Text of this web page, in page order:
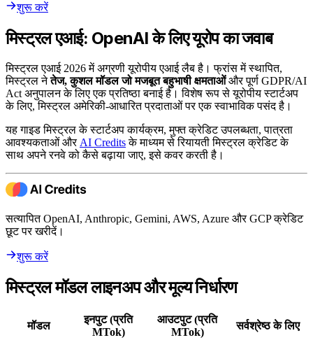
शुरू करें
मिस्ट्रल एआई: OpenAI के लिए यूरोप का जवाब
मिस्ट्रल एआई 2026 में अग्रणी यूरोपीय एआई लैब है। फ्रांस में स्थापित,
मिस्ट्रल नेतेज, कुशल मॉडल जो मजबूत बहुभाषी क्षमताओंऔर पूर्ण GDPR/AI
Act अनुपालन के लिए एक प्रतिष्ठा बनाई है। विशेष रूप से यूरोपीय स्टार्टअप
के लिए, मिस्ट्रल अमेरिकी-आधारित प्रदाताओं पर एक स्वाभाविक पसंद है।
यह गाइड मिस्ट्रल के स्टार्टअप कार्यक्रम, मुफ्त क्रेडिट उपलब्धता, पात्रता
आवश्यकताओं और AI Creditsके माध्यम से रियायती मिस्ट्रल क्रेडिट के
साथ अपने रनवे को कैसे बढ़ाया जाए, इसे कवर करती है।
सत्यापित OpenAI, Anthropic, Gemini, AWS, Azure और GCP क्रेडिट
छूट पर खरीदें।
शुरू करें
मिस्ट्रल मॉडल लाइनअप और मूल्य निर्धारण
मॉडल
इनपुट (प्रति
MTok)
आउटपुट (प्रति
MTok)
सर्वश्रेष्ठ के लिए